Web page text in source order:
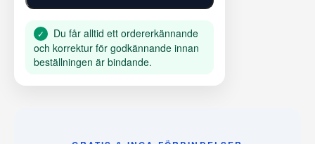
✓
Du får alltid ett ordererkännande
och korrektur för godkännande innan
beställningen är bindande.